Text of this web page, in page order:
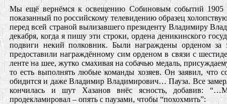
Мы ещё вернёмся к освещению Собиновым событий 1905
показанный по российскому телевидению образец
перед всей страной вылизавшего президенту Владимиру
декабря, когда я пишу эти строки, ордена деникинского
подвиги некий полковник. Были награждены орденом за
предоставили награждённому сим орденом в связи с
ленте на шее, жутко смахивая на собачью медаль,
то есть выполнять любые команды хозяев. Он заявил, что
обидится и даже Владимир Владимирович… Пауза. Все
кончилась и шут Хазанов внёс ясность, добавив:
продекламировал – опять с паузами, чтобы “похохмить”: